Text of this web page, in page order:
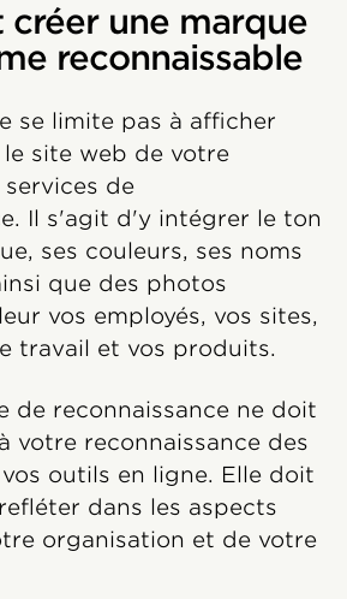
créer une marque
reconnaissable
se limite pas à afficher
site web de votre
de
Il s'agit d'y intégrer le ton
ses couleurs, ses noms
que des photos
vos employés, vos sites,
travail et vos produits.
de reconnaissance ne doit
votre reconnaissance des
outils en ligne. Elle doit
dans les aspects
organisation et de votre